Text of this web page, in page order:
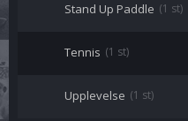
Stand Up Paddle (1 st)
Tennis (1 st)
Upplevelse (1 st)